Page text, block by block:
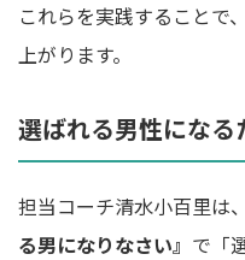
これらを実践することで
上がります。
選ばれる男性になる
担当コーチ清水小百里は
る男になりなさい』 で「